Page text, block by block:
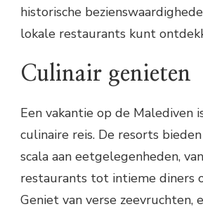
historische
lokale restaurants kunt
Culinair genieten
Een vakantie op de Malediven
culinaire reis. De resorts
scala aan eetgelegenheden,
restaurants tot intieme diners
Geniet van verse zeevruchten,